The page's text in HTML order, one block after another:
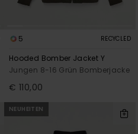
5 RECYCLED
Hooded Bomber Jacket Y
Jungen 8-16 Grün Bomberjacke
€ 110,00
NEUHEITEN